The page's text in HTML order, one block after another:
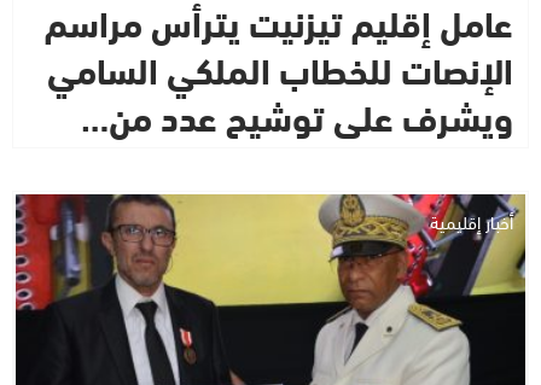
عامل إقليم تيزنيت يترأس مراسم
الإنصات للخطاب الملكي السامي
ويشرف على توشيح عدد من…
أخبار إقليمية